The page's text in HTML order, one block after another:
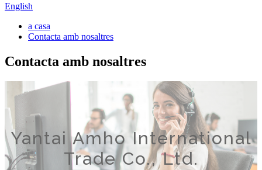
English
a casa
Contacta amb nosaltres
Contacta amb nosaltres
Yantai Amho International
Trade Co., Ltd.